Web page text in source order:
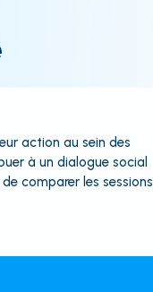
action au sein des
à un dialogue social
comparer les sessions